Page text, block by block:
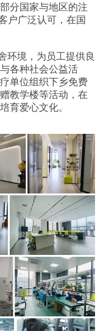
分国家与地区的注
户广泛认可，在国
环境，为员工提供良
各种社会公益活
单位组织下乡免费
教学楼等活动，在
育爱心文化。